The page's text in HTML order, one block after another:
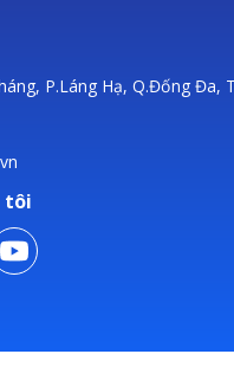
P.Láng Hạ, Q.Đống Đa,
tôi